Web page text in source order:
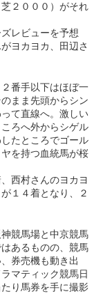
２０００）がそれ
レビューを予想
ヨカヨカ、田辺さ
番手以下はほぼ一
まま先頭からシン
て直線へ。激しい
ろへ外からシゲル
たところでゴール
を持つ血統馬が桜
西村さんのヨカヨ
１４着となり、２
競馬場と中京競馬
あるものの、競馬
券売機も動き出
マティック競馬日
り馬券を手に撮影